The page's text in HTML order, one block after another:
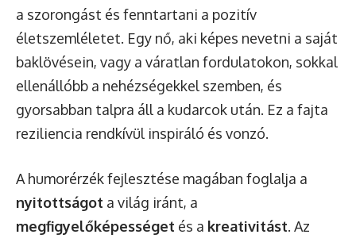
a szorongást és fenntartani a pozitív
életszemléletet. Egy nő, aki képes nevetni a saját
baklövésein, vagy a váratlan fordulatokon, sokkal
ellenállóbb a nehézségekkel szemben, és
gyorsabban talpra áll a kudarcok után. Ez a fajta
reziliencia rendkívül inspiráló és vonzó.
A humorérzék fejlesztése magában foglalja a
nyitottságot a világ iránt, a
megfigyelőképességet és a kreativitást. Az